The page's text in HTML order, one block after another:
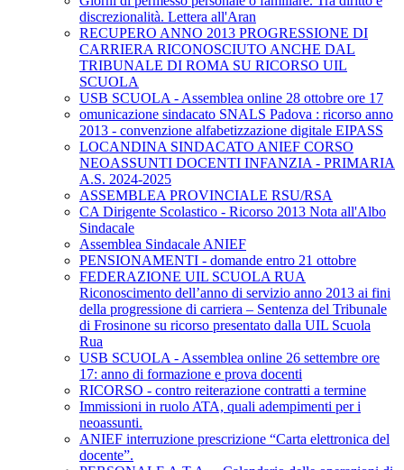
discrezionalità. Lettera all'Aran
RECUPERO ANNO 2013 PROGRESSIONE DI
CARRIERA RICONOSCIUTO ANCHE DAL
TRIBUNALE DI ROMA SU RICORSO UIL
SCUOLA
USB SCUOLA - Assemblea online 28 ottobre ore 17
omunicazione sindacato SNALS Padova : ricorso anno
2013 - convenzione alfabetizzazione digitale EIPASS
LOCANDINA SINDACATO ANIEF CORSO
NEOASSUNTI DOCENTI INFANZIA - PRIMARIA
A.S. 2024-2025
ASSEMBLEA PROVINCIALE RSU/RSA
CA Dirigente Scolastico - Ricorso 2013 Nota all'Albo
Sindacale
Assemblea Sindacale ANIEF
PENSIONAMENTI - domande entro 21 ottobre
FEDERAZIONE UIL SCUOLA RUA
Riconoscimento dell’anno di servizio anno 2013 ai fini
della progressione di carriera – Sentenza del Tribunale
di Frosinone su ricorso presentato dalla UIL Scuola
Rua
USB SCUOLA - Assemblea online 26 settembre ore
17: anno di formazione e prova docenti
RICORSO - contro reiterazione contratti a termine
Immissioni in ruolo ATA, quali adempimenti per i
neoassunti.
ANIEF interruzione prescrizione “Carta elettronica del
docente”.